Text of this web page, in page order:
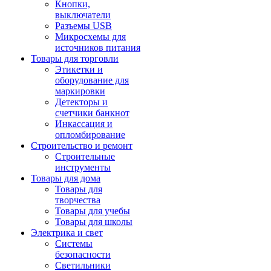
Кнопки,
выключатели
Разъемы USB
Микросхемы для
источников питания
Товары для торговли
Этикетки и
оборудование для
маркировки
Детекторы и
счетчики банкнот
Инкассация и
опломбирование
Строительство и ремонт
Строительные
инструменты
Товары для дома
Товары для
творчества
Товары для учебы
Товары для школы
Электрика и свет
Системы
безопасности
Светильники